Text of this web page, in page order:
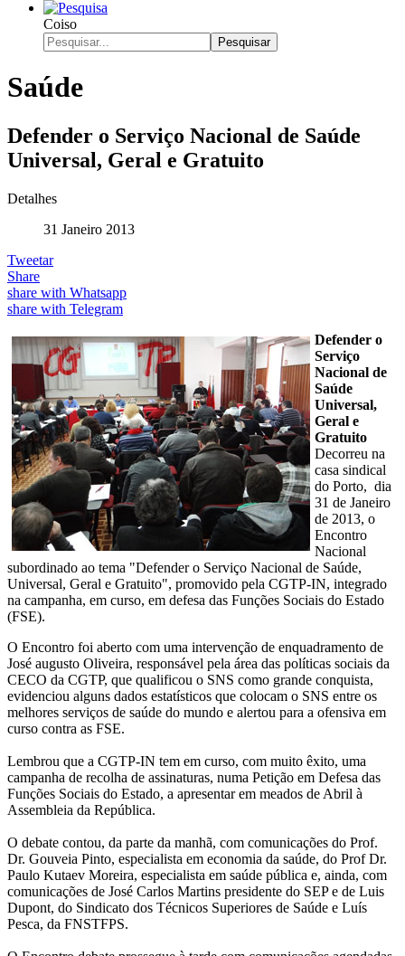
Coiso
Pesquisar
Saúde
Defender o Serviço Nacional de Saúde
Universal, Geral e Gratuito
Detalhes
31 Janeiro 2013
Tweetar
Share
share with Whatsapp
share with Telegram
Defender o
Serviço
Nacional de
Saúde
Universal,
Geral e
Gratuito
Decorreu na
casa sindical
do Porto, dia
31 de Janeiro
de 2013, o
Encontro
Nacional
subordinado ao tema "Defender o Serviço Nacional de Saúde,
Universal, Geral e Gratuito", promovido pela CGTP-IN, integrado
na campanha, em curso, em defesa das Funções Sociais do Estado
(FSE).
O Encontro foi aberto com uma intervenção de enquadramento de
José augusto Oliveira, responsável pela área das políticas sociais da
CECO da CGTP, que qualificou o SNS como grande conquista,
evidenciou alguns dados estatísticos que colocam o SNS entre os
melhores serviços de saúde do mundo e alertou para a ofensiva em
curso contra as FSE.
Lembrou que a CGTP-IN tem em curso, com muito êxito, uma
campanha de recolha de assinaturas, numa Petição em Defesa das
Funções Sociais do Estado, a apresentar em meados de Abril à
Assembleia da República.
O debate contou, da parte da manhã, com comunicações do Prof.
Dr. Gouveia Pinto, especialista em economia da saúde, do Prof Dr.
Paulo Kutaev Moreira, especialista em saúde pública e, ainda, com
comunicações de José Carlos Martins presidente do SEP e de Luis
Dupont, do Sindicato dos Técnicos Superiores de Saúde e Luís
Pesca, da FNSTFPS.